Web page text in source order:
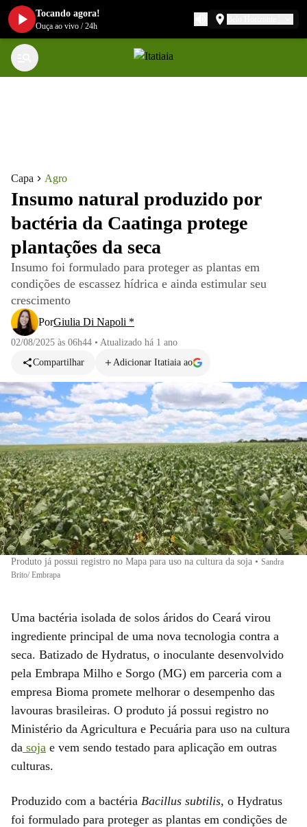
Capa Agro
Insumo natural produzido por
bactéria da Caatinga protege
plantações da seca
Insumo foi formulado para proteger as plantas em
condições de escassez hídrica e ainda estimular seu
crescimento
PorGiulia Di Napoli *
02/08/2025 às 06h44 • Atualizado há 1 ano
Compartilhar
Adicionar Itatiaia ao
Produto já possui registro no Mapa para uso na cultura da soja • Sandra
Brito/ Embrapa
Uma bactéria isolada de solos áridos do Ceará virou
ingrediente principal de uma nova tecnologia contra a
seca. Batizado de Hydratus, o inoculante desenvolvido
pela Embrapa Milho e Sorgo (MG) em parceria com a
empresa Bioma promete melhorar o desempenho das
lavouras brasileiras. O produto já possui registro no
Ministério da Agricultura e Pecuária para uso na cultura
da soja e vem sendo testado para aplicação em outras
culturas.
Produzido com a bactéria Bacillus subtilis, o Hydratus
foi formulado para proteger as plantas em condições de
Tocando agora!
Ouça ao vivo /24h